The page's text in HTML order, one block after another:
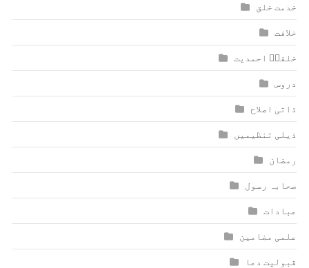
خدمت خلق
خلافت
خلفاؑ احمدیت
دروس
ذاتی اصلاح
ذیلی تنظیمیں
رمضان
صحابہ رسول
عبادات
علمی مضامین
قبولیت دعا